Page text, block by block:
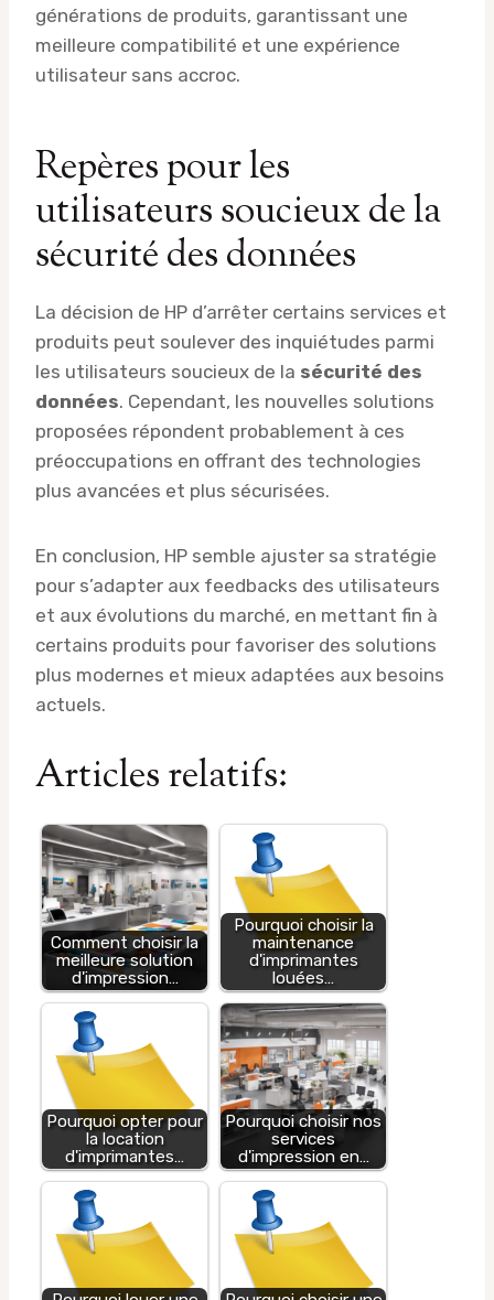
générations de produits, garantissant une
meilleure compatibilité et une expérience
utilisateur sans accroc.
Repères pour les
utilisateurs soucieux de la
sécurité des données
La décision de HP d’arrêter certains services et
produits peut soulever des inquiétudes parmi
les utilisateurs soucieux de la sécurité des
données. Cependant, les nouvelles solutions
proposées répondent probablement à ces
préoccupations en offrant des technologies
plus avancées et plus sécurisées.
En conclusion, HP semble ajuster sa stratégie
pour s’adapter aux feedbacks des utilisateurs
et aux évolutions du marché, en mettant fin à
certains produits pour favoriser des solutions
plus modernes et mieux adaptées aux besoins
actuels.
Articles relatifs:
Comment choisir la
meilleure solution
d'impression…
Pourquoi choisir la
maintenance
d'imprimantes
louées…
Pourquoi opter pour
la location
d'imprimantes…
Pourquoi choisir nos
services
d'impression en…